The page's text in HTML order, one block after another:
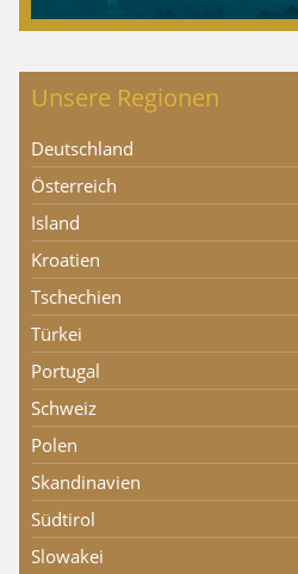
Unsere Regionen
Deutschland
Österreich
Island
Kroatien
Tschechien
Türkei
Portugal
Schweiz
Polen
Skandinavien
Südtirol
Slowakei